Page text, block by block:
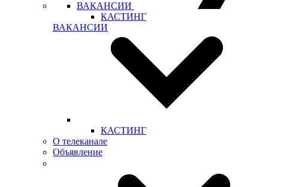
ВАКАНСИИ
КАСТИНГ
ВАКАНСИИ
КАСТИНГ
О телеканале
Объявление